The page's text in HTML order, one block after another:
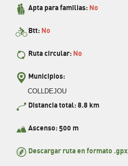
Apta para familias: No
Btt: No
Ruta circular: No
Municipios:
COLLDEJOU
Distancia total: 8.8 km
Ascenso: 500 m
Descargar ruta en formato .gpx